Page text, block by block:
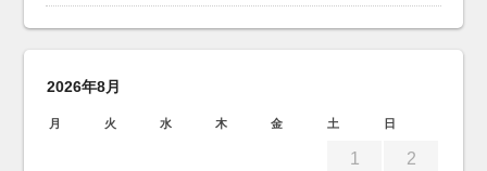
2026年8月
月 火 水 木 金 土 日
1 2